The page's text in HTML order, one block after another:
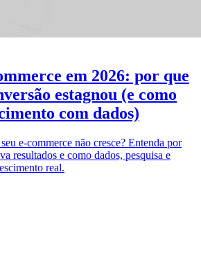
em 2026: por que
estagnou (e como
com dados)
e-commerce não cresce? Entenda por
resultados e como dados, pesquisa e
real.